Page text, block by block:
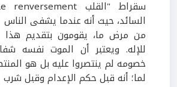
سقراط "القلب renversement
السائد، حيث أنه عندما يشفى الناس
من مرض ما، يقومون بتقديم هذا
للإله. ويعتبر أن الموت نفسه
خصومه لم ينتصروا عليه بل هو
لما؛ أنه قبل حكم الإعدام وقبل